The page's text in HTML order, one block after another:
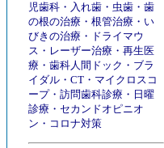
児歯科 ・ 入れ歯 ・ 虫歯 ・ 歯
の根の治療 ・ 根管治療 ・ い
びきの治療 ・ ドライマウ
ス ・ レーザー治療 ・ 再生医
療 ・ 歯科人間ドック ・ ブラ
イダル ・ CT ・ マイクロスコ
ープ・ 訪問歯科診療 ・ 日曜
診療 ・ セカンドオピニオ
ン ・ コロナ対策